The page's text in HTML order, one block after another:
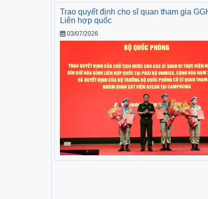
Trao quyết định cho sĩ quan tham gia
Liên hợp quốc
03/07/2026